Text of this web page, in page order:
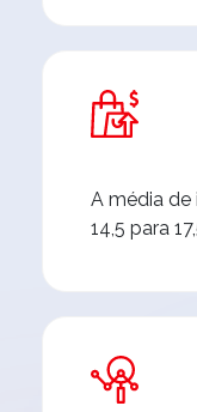
A média
14,5 para